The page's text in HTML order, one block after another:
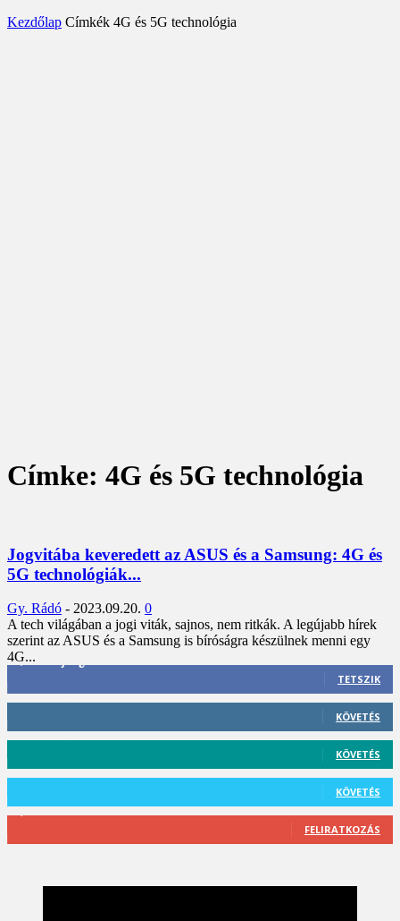
Kezdőlap Címkék 4G és 5G technológia
Címke: 4G és 5G technológia
Jogvitába keveredett az ASUS és a Samsung: 4G és
5G technológiák...
Gy. Rádó - 2023.09.20. 0
A tech világában a jogi viták, sajnos, nem ritkák. A legújabb hírek
szerint az ASUS és a Samsung is bíróságra készülnek menni egy
4G...
3,452
TETSZIK
KÖVETÉS
KÖVETÉS
KÖVETÉS
FELIRATKOZÁS